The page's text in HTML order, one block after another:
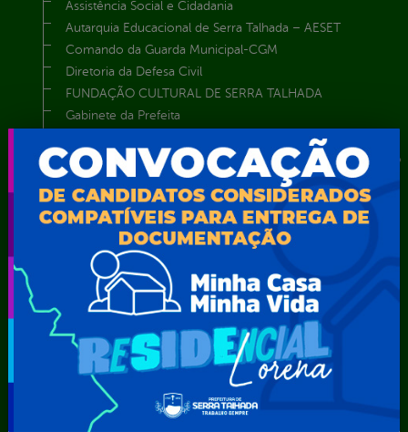
Assistência Social e Cidadania
Autarquia Educacional de Serra Talhada – AESET
Comando da Guarda Municipal-CGM
Diretoria da Defesa Civil
FUNDAÇÃO CULTURAL DE SERRA TALHADA
Gabinete da Prefeita
Instituto de Previdência Própria dos Servidores Públicos do
Município de Serra Talhada-IPPS
Obras e Infraestrutura
Procuradoria Geral do Município
Secretaria de Comunicação Social e Audiovisual
Secretaria de Desenvolvimento Econômico e Turismo
Secretaria de Iluminação Pública e Energia Elétrica
Secretaria Municipal da Mulher – SEMU
Secretaria Municipal de Administração – SAD
Secretaria Municipal de Agricultura e Recursos Hídricos –
SEMARH / Secretaria de Agricultura Familiar – SEMAF
Secretaria Municipal de Educação – SEST
Secretaria Municipal de Esporte e Lazer – SEMEL